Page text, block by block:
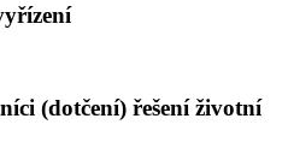
(dotčení) řešení životní